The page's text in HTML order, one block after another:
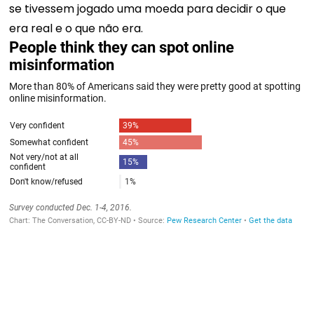
se tivessem jogado uma moeda para decidir o que
era real e o que não era.